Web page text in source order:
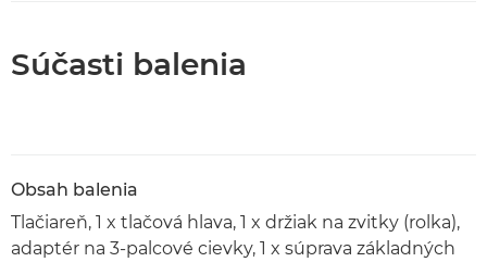
Súčasti balenia
Obsah balenia
Tlačiareň, 1 x tlačová hlava, 1 x držiak na zvitky (rolka),
adaptér na 3-palcové cievky, 1 x súprava základných